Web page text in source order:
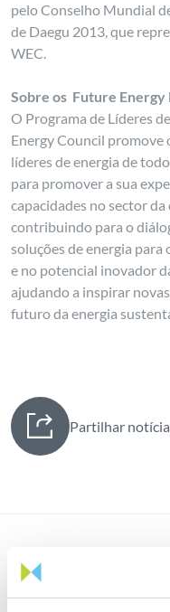
pelo Conselho Mundial
de Daegu 2013, que
WEC.
Sobre os Future Energy
O Programa de Líderes
Energy Council promove
líderes de energia de
para promover a sua
capacidades no sector
contribuindo para o
soluções de energia para
e no potencial inovador
ajudando a inspirar
futuro da energia
Partilhar notícia
Notícias